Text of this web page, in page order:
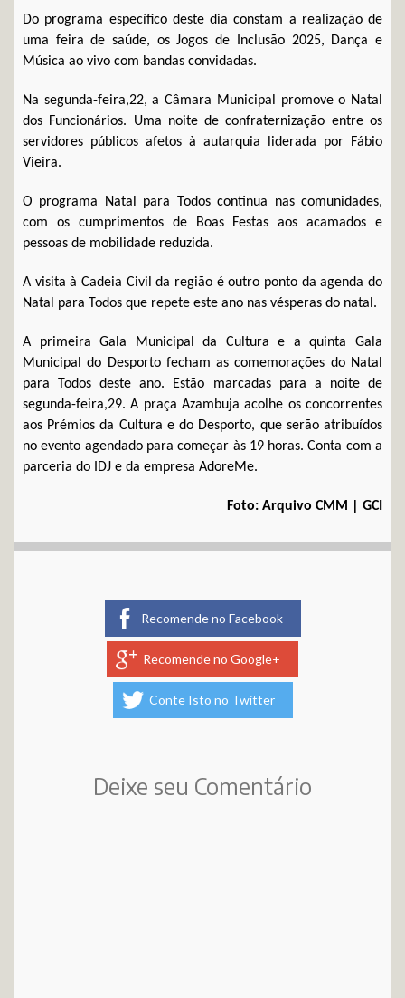
Do programa específico deste dia constam a realização de
uma feira de saúde, os Jogos de Inclusão 2025, Dança e
Música ao vivo com bandas convidadas.
Na segunda-feira,22, a Câmara Municipal promove o Natal
dos Funcionários. Uma noite de confraternização entre os
servidores públicos afetos à autarquia liderada por Fábio
Vieira.
O programa Natal para Todos continua nas comunidades,
com os cumprimentos de Boas Festas aos acamados e
pessoas de mobilidade reduzida.
A visita à Cadeia Civil da região é outro ponto da agenda do
Natal para Todos que repete este ano nas vésperas do natal.
A primeira Gala Municipal da Cultura e a quinta Gala
Municipal do Desporto fecham as comemorações do Natal
para Todos deste ano. Estão marcadas para a noite de
segunda-feira,29. A praça Azambuja acolhe os concorrentes
aos Prémios da Cultura e do Desporto, que serão atribuídos
no evento agendado para começar às 19 horas. Conta com a
parceria do IDJ e da empresa AdoreMe.
Foto: Arquivo CMM | GCI
Recomende no Facebook
Recomende no Google+
Conte Isto no Twitter
Deixe seu Comentário